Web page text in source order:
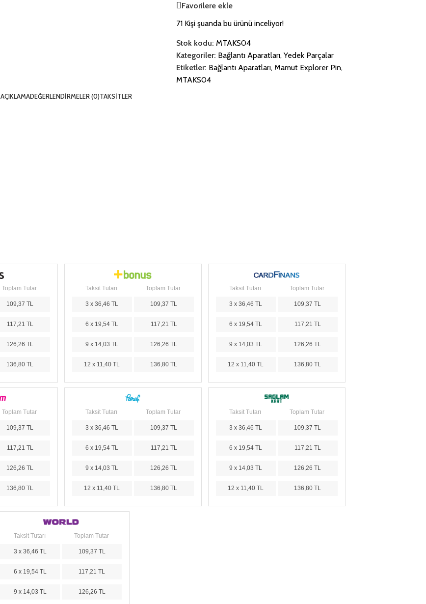
Favorilere ekle
71 Kişi şuanda bu ürünü inceliyor!
Stok kodu: MTAKS04
Kategoriler: Bağlantı Aparatları, Yedek Parçalar
Etiketler: Bağlantı Aparatları, Mamut Explorer Pin,
MTAKS04
AÇIKLAMADEĞERLENDIRMELER (0)TAKSITLER
Toplam Tutar
109,37 TL
117,21 TL
126,26 TL
136,80 TL
Taksit Tutarı Toplam Tutar
3 x 36,46 TL 109,37 TL
6 x 19,54 TL 117,21 TL
9 x 14,03 TL 126,26 TL
12 x 11,40 TL 136,80 TL
Taksit Tutarı Toplam Tutar
3 x 36,46 TL 109,37 TL
6 x 19,54 TL 117,21 TL
9 x 14,03 TL 126,26 TL
12 x 11,40 TL 136,80 TL
Toplam Tutar
109,37 TL
117,21 TL
126,26 TL
136,80 TL
Taksit Tutarı Toplam Tutar
3 x 36,46 TL 109,37 TL
6 x 19,54 TL 117,21 TL
9 x 14,03 TL 126,26 TL
12 x 11,40 TL 136,80 TL
Taksit Tutarı Toplam Tutar
3 x 36,46 TL 109,37 TL
6 x 19,54 TL 117,21 TL
9 x 14,03 TL 126,26 TL
12 x 11,40 TL 136,80 TL
Taksit Tutarı Toplam Tutar
3 x 36,46 TL 109,37 TL
6 x 19,54 TL 117,21 TL
9 x 14,03 TL 126,26 TL